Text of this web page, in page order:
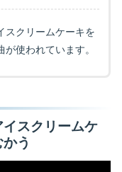
スクリームケーキを
使われています。
スクリームケ
う